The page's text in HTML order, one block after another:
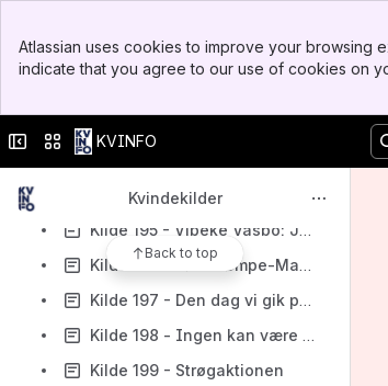
Top Bar
Sidebar
Atlassian uses cookies to improve your browsing
indicate that you agree to our use of cookies on
Collapse sidebar
Switch sites or apps
KVINFO
Kvindekilder
Back to top
Kilde 190 - Dansk Kvindesamfunds medlemstal
Kilde 194 - Livets mening
Kilde 195 - Vibeke Vasbo: Jeg var så bange, at jeg næsten troede jeg skulle dø
Kilde 196 - Rødstrømpe-Manifest
Kilde 197 - Den dag vi gik på Strøget med balloner i brystholderen
Kilde 198 - Ingen kan være sikre for rødstrømperne og Politi passede på garden - men rødstrømperne snød
Kilde 199 - Strøgaktionen